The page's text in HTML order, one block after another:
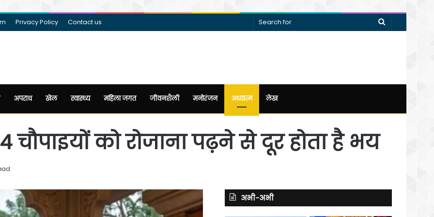
Privacy Policy Contact us
Search
अपराध खेल स्वास्थ्य महिला जगत जीवनशैली मनोरंजन अध्यात्म लेख
चौपाइयों को रोजाना पढ़ने से दूर होता है भय
अभी-अभी